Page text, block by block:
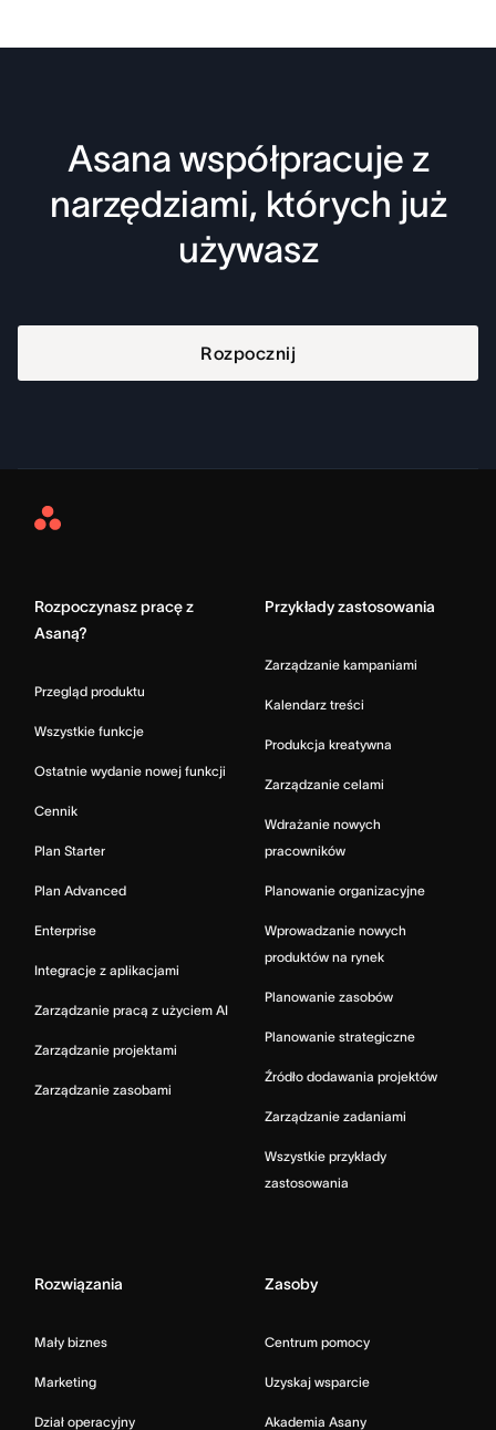
Asana współpracuje z
narzędziami, których już
używasz
Rozpocznij
Asana
Rozpoczynasz pracę z
Asaną?
Przegląd produktu
Wszystkie funkcje
Ostatnie wydanie nowej funkcji
Cennik
Plan Starter
Plan Advanced
Enterprise
Integracje z aplikacjami
Zarządzanie pracą z użyciem AI
Zarządzanie projektami
Zarządzanie zasobami
Przykłady zastosowania
Zarządzanie kampaniami
Kalendarz treści
Produkcja kreatywna
Zarządzanie celami
Wdrażanie nowych
pracowników
Planowanie organizacyjne
Wprowadzanie nowych
produktów na rynek
Planowanie zasobów
Planowanie strategiczne
Źródło dodawania projektów
Zarządzanie zadaniami
Wszystkie przykłady
zastosowania
Rozwiązania
Mały biznes
Marketing
Dział operacyjny
Zasoby
Centrum pomocy
Uzyskaj wsparcie
Akademia Asany